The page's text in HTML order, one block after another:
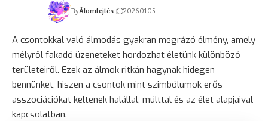
ByÁlomfejtés 2026.01.05.
A csontokkal való álmodás gyakran megrázó élmény, amely
mélyről fakadó üzeneteket hordozhat életünk különböző
területeiről. Ezek az álmok ritkán hagynak hidegen
bennünket, hiszen a csontok mint szimbólumok erős
asszociációkat keltenek halállal, múlttal és az élet alapjaival
kapcsolatban.